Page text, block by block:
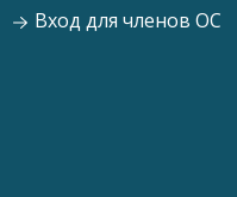
Вход для членов ОС